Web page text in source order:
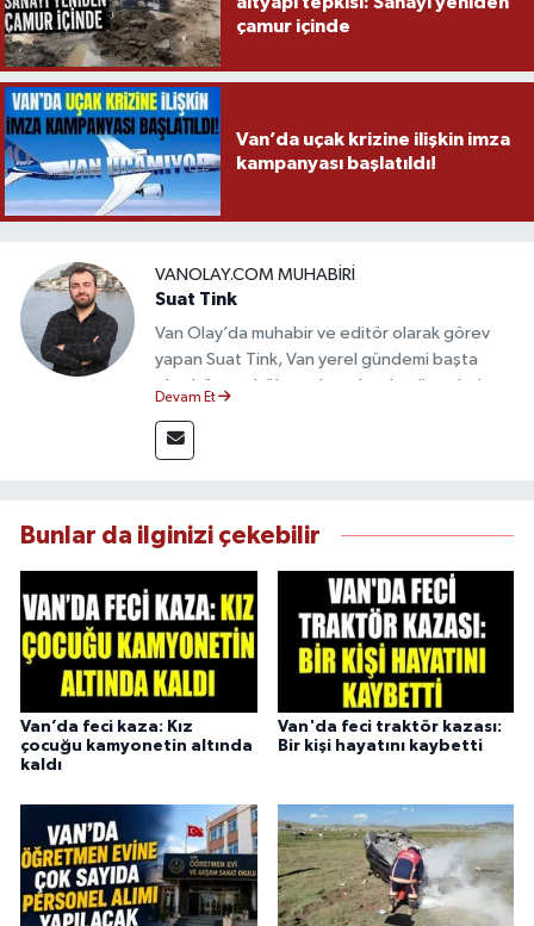
çamur içinde
Van’da uçak krizine ilişkin imza
kampanyası başlatıldı!
VANOLAY.COM MUHABIRI
Suat Tink
Van Olay’da muhabir ve editör olarak görev
yapan Suat Tink, Van yerel gündemi başta
olmak üzere bölgesel ve ulusal gelişmeleri
mezunu olan Tink, sahadan edindiği bilgilerle
doğruluk, tarafsızlık ve etik ilkeler
Devam Et
Bunlar da ilginizi çekebilir
Van’da feci kaza: Kız
çocuğu kamyonetin altında
kaldı
Van'da feci traktör kazası:
Bir kişi hayatını kaybetti